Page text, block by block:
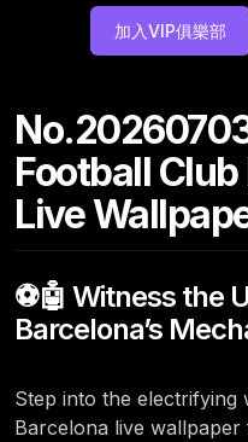
加入VIP俱樂部
Football
Live
⚽🤖 Witness the
Barcelona’s
Step into the
Barcelona live